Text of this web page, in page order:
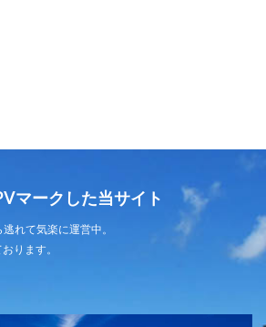
マークした当サイト
れて気楽に運営中。
ります。